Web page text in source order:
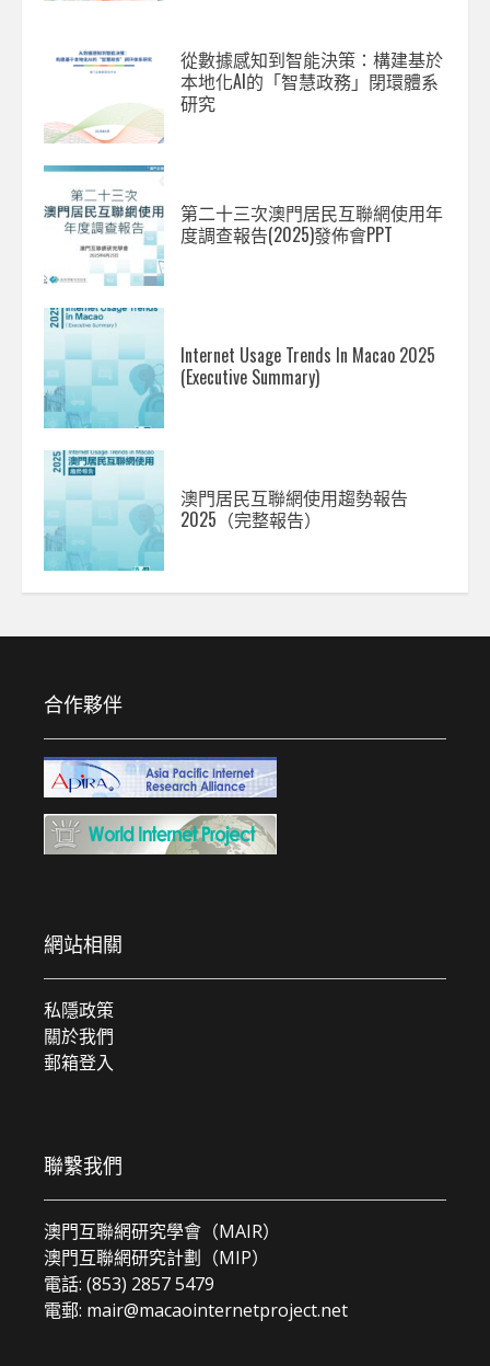
從數據感知到智能決策：構建基於
本地化AI的「智慧政務」閉環體系
研究
第二十三次澳門居民互聯網使用年
度調查報告(2025)發佈會PPT
Internet Usage Trends In Macao 2025
(Executive Summary)
澳門居民互聯網使用趨勢報告
2025（完整報告）
合作夥伴
網站相關
私隱政策
關於我們
郵箱登入
聯繫我們
澳門互聯網研究學會（MAIR）
澳門互聯網研究計劃（MIP）
電話: (853) 2857 5479
電郵: mair@macaointernetproject.net